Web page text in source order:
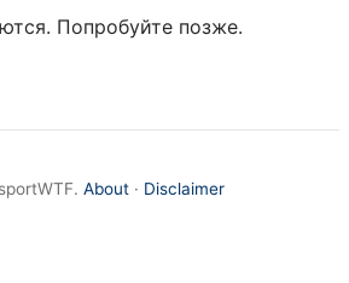
Попробуйте позже.
About· Disclaimer